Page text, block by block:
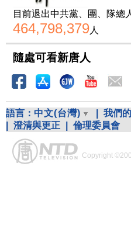
目前退出中共黨、團、隊總
464,798,379人
隨處可看新唐人
語言： 中文(台灣) 我們
澄清與更正 倫理委員會
Copyright